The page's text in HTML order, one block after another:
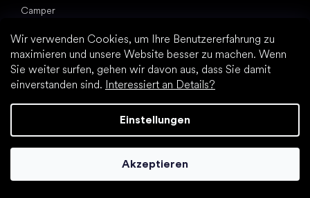
Wir verwenden Cookies, um Ihre Benutzererfahrung zu
maximieren und unsere Website besser zu machen. Wenn
Sie weiter surfen, gehen wir davon aus, dass Sie damit
einverstanden sind. Interessiert an Details?
Einstellungen
Akzeptieren
Camper
Leguano
Froddo
Artikel
Hallux valgus (Ballenzeh)
Fersensporn
Flache Laufsohle vs. Absatzschuhe